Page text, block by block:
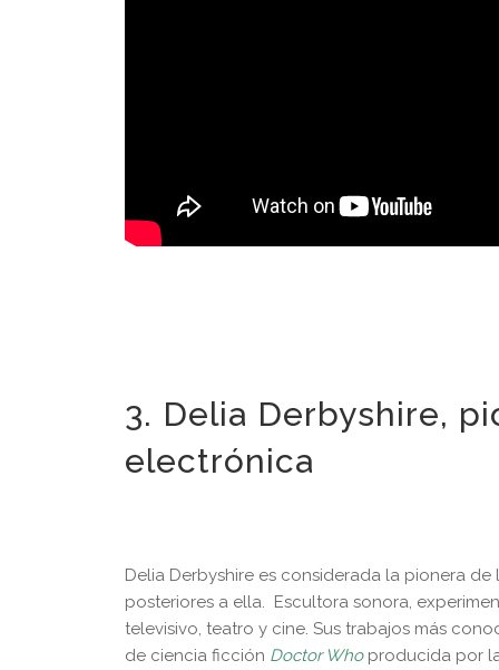
3. Delia Derbyshire,
electrónica
Delia Derbyshire es considerada la pionera
posteriores a ella. Escultora sonora,
televisivo, teatro y cine. Sus trabajos más
de ciencia ficción Doctor Whoproducida por